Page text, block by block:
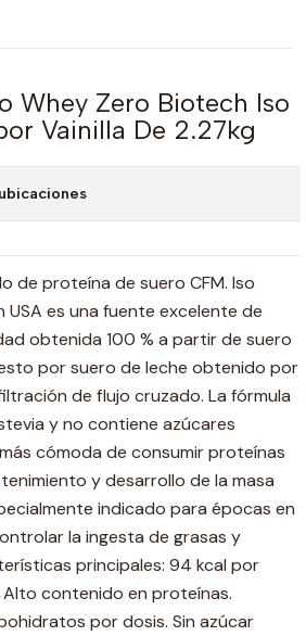
Whey Zero Biotech Iso
Vainilla De 2.27kg
de proteína de suero CFM. Iso
USA es una fuente excelente de
obtenida 100 % a partir de suero
por suero de leche obtenido por
de flujo cruzado. La fórmula
y no contiene azúcares
cómoda de consumir proteínas
y desarrollo de la masa
indicado para épocas en
la ingesta de grasas y
principales: 94 kcal por
Alto contenido en proteínas.
por dosis. Sin azúcar